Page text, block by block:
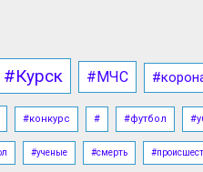
#Курск #МЧС
#конкурс # #футбол
#ученые #смерть